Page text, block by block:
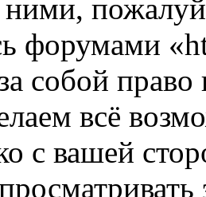
ними,
форумами
собой
всё
с вашей